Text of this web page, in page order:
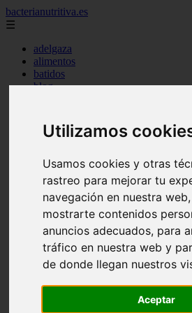
Utilizamos
Usamos cookies y otras
rastreo para mejorar tu
navegación en nuestra
mostrarte contenidos
anuncios adecuados, para
tráfico en nuestra web y
de donde llegan nuestros
Aceptar
bacterianutritiva.es
☰
adelgaza
alimentos
batidos
blog
cuanto
cuantos
dormir
ejercicio
engorda
es_es
gluten
magnesio
mejor
mujer
secundarios